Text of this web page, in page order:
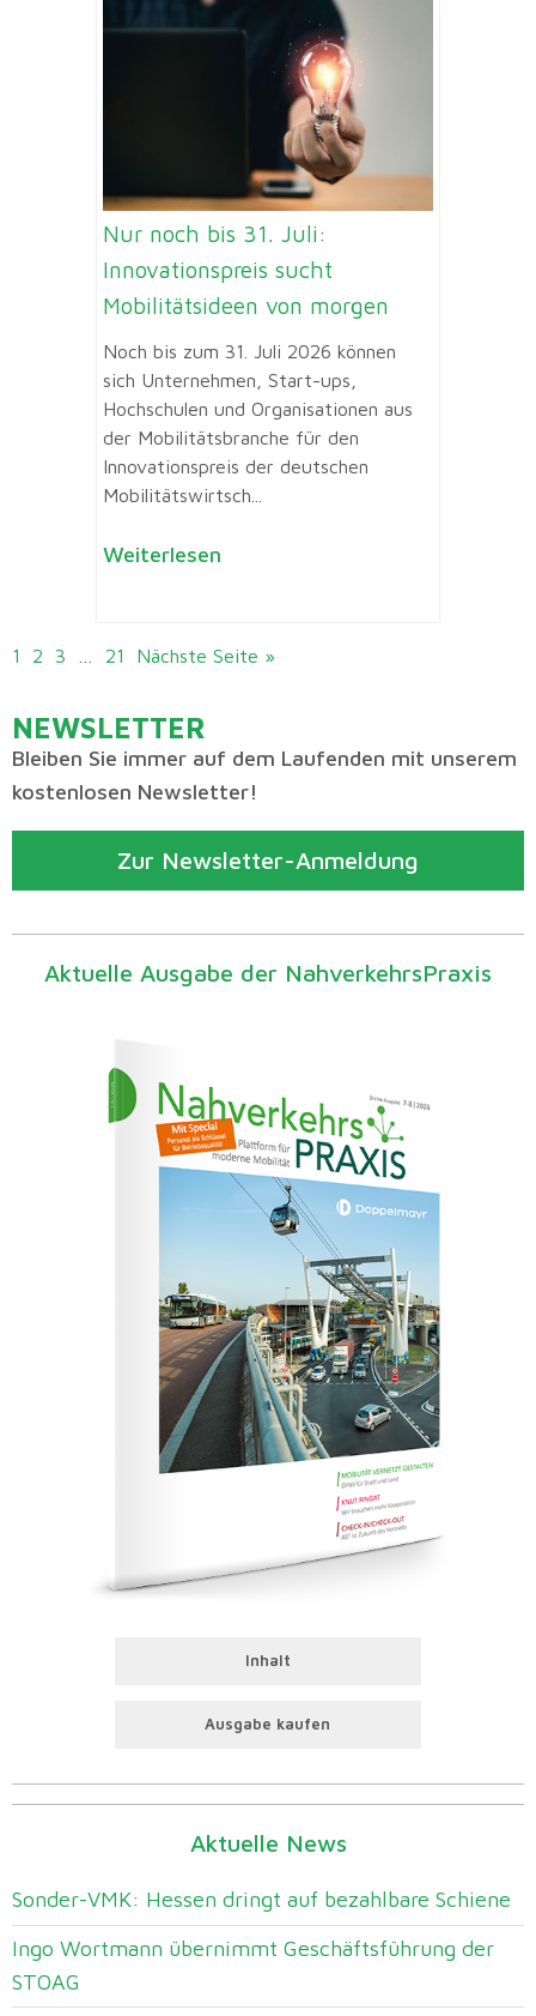
Nur noch bis 31. Juli:
Innovationspreis sucht
Mobilitätsideen von morgen
Noch bis zum 31. Juli 2026 können
sich Unternehmen, Start-ups,
Hochschulen und Organisationen aus
der Mobilitätsbranche für den
Innovationspreis der deutschen
Mobilitätswirtsch...
Weiterlesen
1 2 3 21 Nächste Seite »
NEWSLETTER
Bleiben Sie immer auf dem Laufenden mit unserem
kostenlosen Newsletter!
Zur Newsletter-Anmeldung
Aktuelle Ausgabe der NahverkehrsPraxis
Inhalt
Ausgabe kaufen
Aktuelle News
Sonder-VMK: Hessen dringt auf bezahlbare Schiene
Ingo Wortmann übernimmt Geschäftsführung der
STOAG